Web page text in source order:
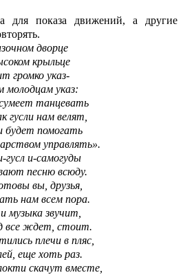
для показа движений, а другие
дворце
крыльце
громко указ-
молодцам указ:
танцевать
гусли нам велят,
будет помогать
управлять».
гусл и-самогуды
песню всюду.
вы, друзья,
нам всем пора.
музыка звучит,
все ждет, стоит.
плечи в пляс,
еще хоть раз.
скачут вместе,